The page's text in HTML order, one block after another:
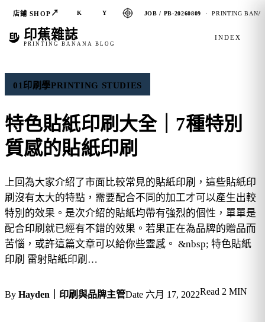
店鋪 SHOP ↗ K Y JOB / PB-20260809 · PRINTING
印蕉雜誌
PRINTING BANANA BLOG
INDEX
01 印刷學PRINTING STUDIES
特色貼紙印刷大全｜7種特別
質感的貼紙印刷
上回為大家介紹了市面比較常見的貼紙印刷，這些貼紙印
刷沒有太大的特點，需要配合不同的加工才可以產生出較
特別的效果。是次介紹的貼紙均帶有強烈的個性，單單是
配合印刷就已經有不錯的效果。若果正在為品牌的贈品而
苦惱，或許這篇文章可以給你些靈感。 &nbsp; 特色貼紙
印刷 雷射貼紙印刷…
By Hayden｜印刷與品牌主管Date 六月 17, 2022Read 2 MIN